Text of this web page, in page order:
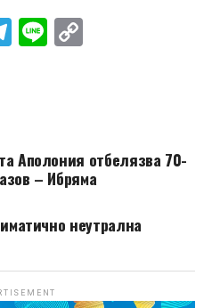
Telegram
LineCopy
Аполония отбелязва 70-
– Ибряма
неутрална